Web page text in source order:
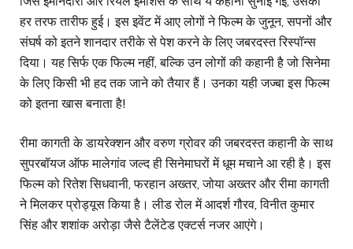
हर तरफ तारीफ हुई। इस इवेंट में आए लोगों ने फिल्म के जुनून, सपनों और
संघर्ष को इतने शानदार तरीके से पेश करने के लिए जबरदस्त रिस्पॉन्स
दिया। यह सिर्फ एक फिल्म नहीं, बल्कि उन लोगों की कहानी है जो सिनेमा
के लिए किसी भी हद तक जाने को तैयार हैं। उनका यही जज्बा इस फिल्म
को इतना खास बनाता है!
रीमा कागती के डायरेक्शन और वरुण ग्रोवर की जबरदस्त कहानी के साथ
सुपरबॉयज ऑफ मालेगांव जल्द ही सिनेमाघरों में धूम मचाने आ रही है। इस
फिल्म को रितेश सिधवानी, फरहान अख्तर, जोया अख्तर और रीमा कागती
ने मिलकर प्रोड्यूस किया है। लीड रोल में आदर्श गौरव, विनीत कुमार
सिंह और शशांक अरोड़ा जैसे टैलेंटेड एक्टर्स नजर आएंगे।